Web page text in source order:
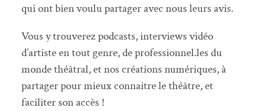
qui ont bien voulu partager avec nous leurs avis.
Vous y trouverez podcasts, interviews vidéo
d’artiste en tout genre, de professionnel.les du
monde théâtral, et nos créations numériques, à
partager pour mieux connaitre le théâtre, et
faciliter son accès !